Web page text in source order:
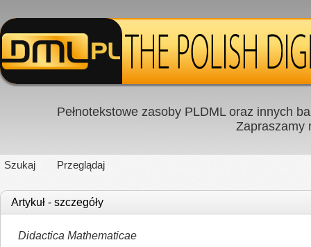
Pełnotekstowe zasoby PLDML oraz innych
Zapraszamy
Szukaj Przeglądaj
Artykuł - szczegóły
Didactica Mathematicae